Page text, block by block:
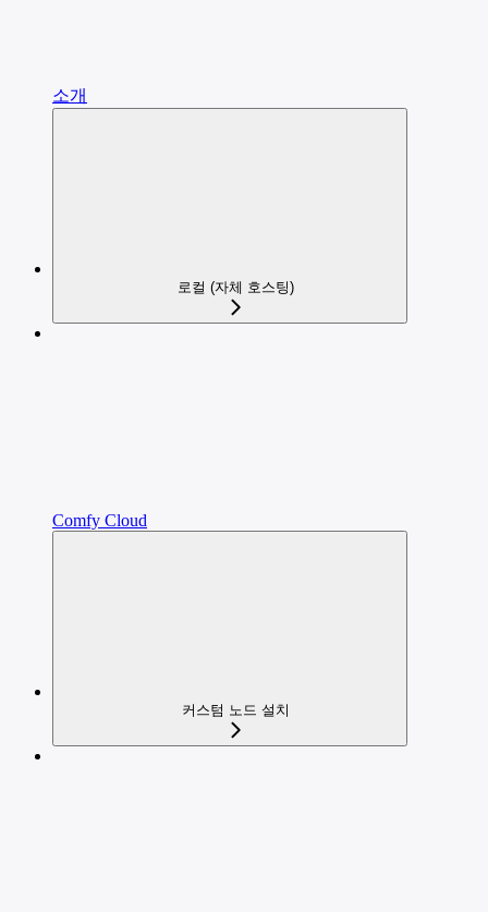
소개
로컬 (자체 호스팅)
Comfy Cloud
커스텀 노드 설치